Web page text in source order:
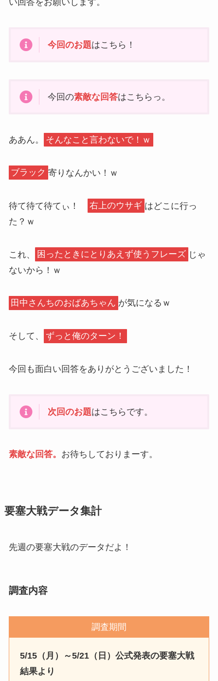
今回のお題はこちら！
今回の素敵な回答はこちらっ。
ああん。 そんなこと言わないで！ｗ
ブラック 寄りなんかい！ｗ
待て待て待てぃ！ 右上のウサギ はどこに行っ
た？ｗ
これ、 困ったときにとりあえず使うフレーズ じゃ
ないから！ｗ
田中さんちのおばあちゃん が気になるｗ
そして、 ずっと俺のターン！
今回も面白い回答をありがとうございました！
次回のお題はこちらです。
素敵な回答。 お待ちしておりまーす。
要塞大戦データ集計
先週の要塞大戦のデータだよ！
調査内容
調査期間
5/15（月）～5/21（日）公式発表の要塞大戦
結果より